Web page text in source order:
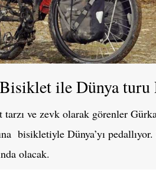
ile Dünya turu
ve zevk olarak görenler
bisikletiyle Dünya’yı
olacak.